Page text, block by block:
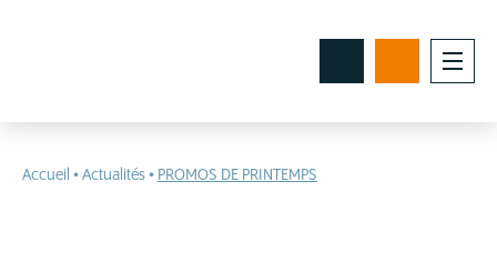
Accueil •Actualités• PROMOS DE PRINTEMPS